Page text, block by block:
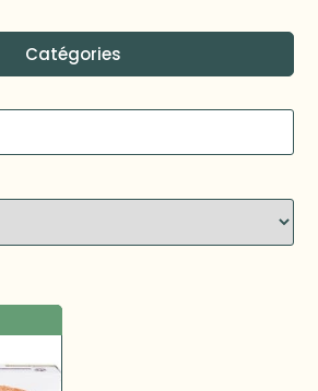
Catégories